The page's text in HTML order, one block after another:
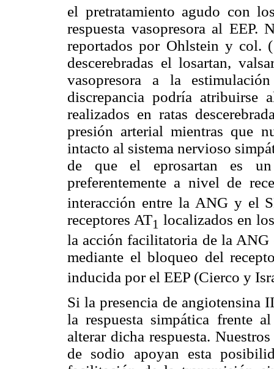
el pretratamiento agudo con
respuesta vasopresora al EEP.
reportados por Ohlstein y col.
descerebradas el losartan,
vasopresora a la
discrepancia podría atribuirse
realizados en ratas
presión arterial mientras que
intacto al sistema nervioso
de que el eprosartan es
preferentemente a nivel de
interacción entre la ANG y el
receptores AT1 localizados en
la acción facilitatoria de la ANG
mediante el bloqueo del
inducida por el EEP (Cierco y
Si la presencia de angiotensina
la respuesta simpática frente
alterar dicha respuesta.
de sodio apoyan esta